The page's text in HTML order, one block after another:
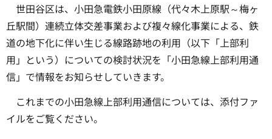
世田谷区は、小田急電鉄小田原線（代々木上原駅～梅ヶ
丘駅間）連続立体交差事業および複々線化事業による、鉄
道の地下化に伴い生じる線路跡地の利用（以下「上部利
用」という）についての検討状況を「小田急線上部利用通
信」で情報をお知らせしていきます。
これまでの小田急線上部利用通信については、添付ファ
イルをご覧ください。